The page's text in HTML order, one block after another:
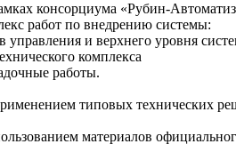
консорциума «Рубин-
работ по внедрению системы:
управления и верхнего уровня
комплекса
работы.
типовых
материалов